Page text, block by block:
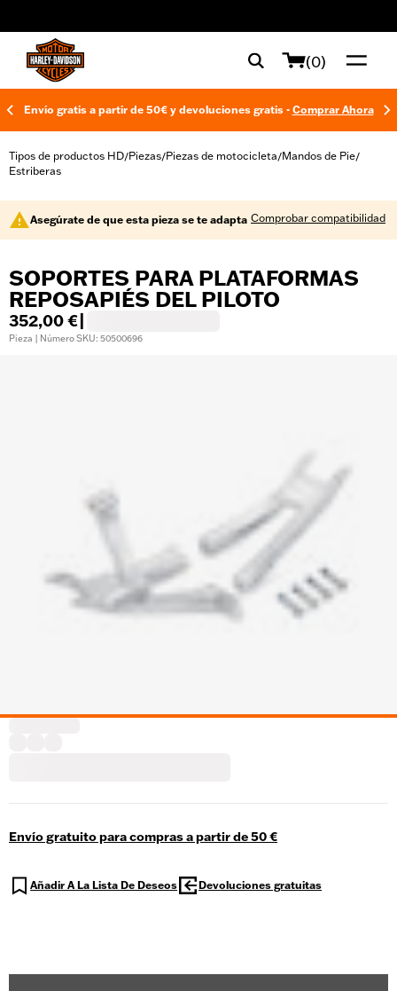
(0)
Envío gratis a partir de 50€ y devoluciones gratis - Comprar Ahora
Tipos de productos HD/Piezas/Piezas de motocicleta/Mandos de Pie/
Estriberas
Asegúrate de que esta pieza se te adapta Comprobar compatibilidad
SOPORTES PARA PLATAFORMAS
REPOSAPIÉS DEL PILOTO
352,00 €
Pieza | Número SKU: 50500696
Envío gratuito para compras a partir de 50 €
Añadir A La Lista De Deseos Devoluciones gratuitas